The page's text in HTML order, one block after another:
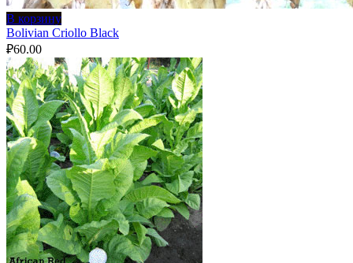
В корзину
Bolivian Criollo Black
₽60.00